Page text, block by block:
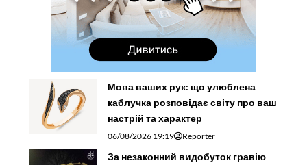
Мова ваших рук: що улюблена
каблучка розповідає світу про ваш
настрій та характер
06/08/2026 19:19 Reporter
За незаконний видобуток гравію